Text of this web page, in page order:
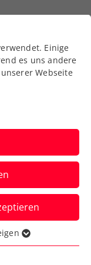
Ofner
2024
ersten
Einige
es uns andere
Webseite